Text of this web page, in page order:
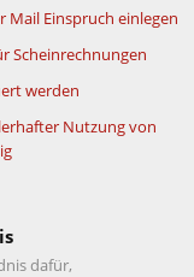
Mail Einspruch einlegen
Scheinrechnungen
werden
Nutzung von
dafür,